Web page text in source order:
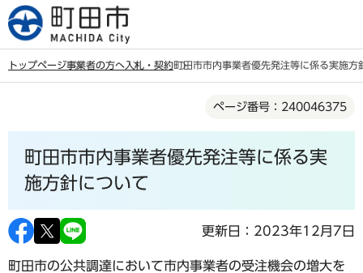
こ
の
トップページ事業者の方へ入札・契約町田市市内事業者優先発注等に係る実施方
ページ番号：240046375
町田市市内事業者優先発注等に係る実
施方針について
更新日：2023年12月7日
町田市の公共調達において市内事業者の受注機会の増大を